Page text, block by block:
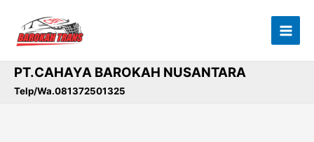
konten
PT.CAHAYA BAROKAH NUSANTARA
Telp/Wa.081372501325